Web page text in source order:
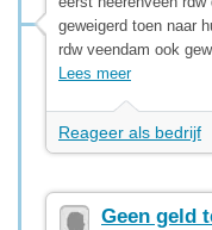
geweigerd toen naar
rdw veendam ook
Lees meer
Reageer als bedrijf
Geen geld